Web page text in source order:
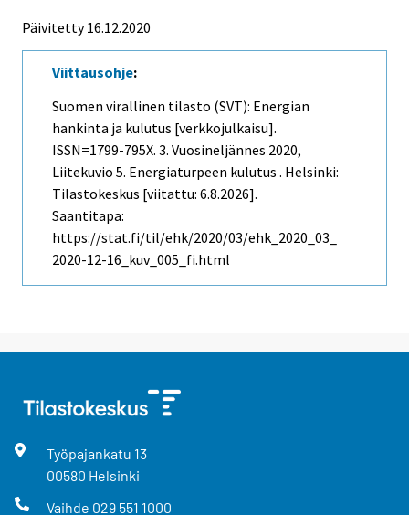
Päivitetty 16.12.2020
Viittausohje:
Suomen virallinen tilasto (SVT): Energian
hankinta ja kulutus [verkkojulkaisu].
ISSN=1799-795X. 3. Vuosineljännes 2020,
Liitekuvio 5. Energiaturpeen kulutus . Helsinki:
Tilastokeskus [viitattu: 6.8.2026].
Saantitapa:
https://stat.fi/til/ehk/2020/03/ehk_2020_03_
2020-12-16_kuv_005_fi.html
Työpajankatu 13
00580 Helsinki
Vaihde 029 551 1000